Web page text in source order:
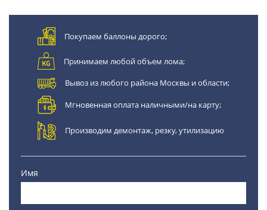
Покупаем баллоны дорого;
Принимаем любой объем лома;
Вывоз из любого района Москвы и области;
Мгновенная оплата наличными/на карту;
Производим демонтаж, резку, утилизацию
Имя